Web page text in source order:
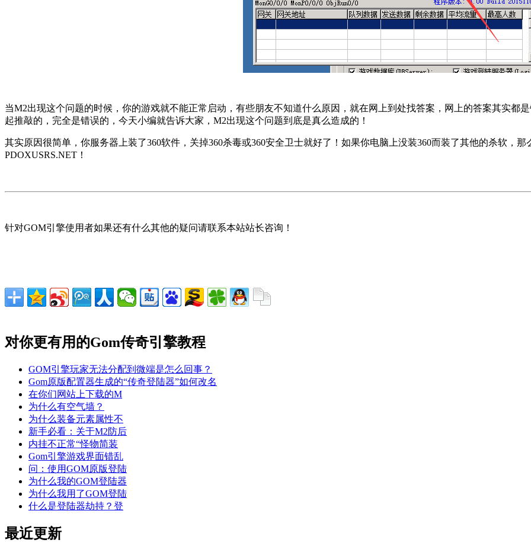
当M2出现这个问题的时候，你的游戏就不能正常启动，有些朋友不知道什么原因，就在网上到处找答案，网上的答案其实都
起推敲的，完全是错误的，今天小编就告诉大家，M2出现这个问题到底是真么造成的！
其实原因很简单，你服务器上装了360软件，关掉360杀毒或360安全卫士就好了！如果你电脑上没装360而装了其他的杀软，
PDOXUSRS.NET！
针对GOM引擎使用者如果还有什么其他的疑问请联系本站站长咨询！
对你更有用的Gom传奇引擎教程
GOM引擎玩家无法分配到微端是怎么回事？
Gom原版配置器生成的“传奇登陆器”如何改名
在你们网站上下载的M
为什么有空气墙？
为什么装备元素属性不
新手必看：关于M2防后
内挂不正常“怪物简装
Gom引擎游戏界面错乱
问：使用GOM原版登陆
为什么我的GOM登陆器
为什么我用了GOM登陆
什么是登陆器劫持？登
最近更新